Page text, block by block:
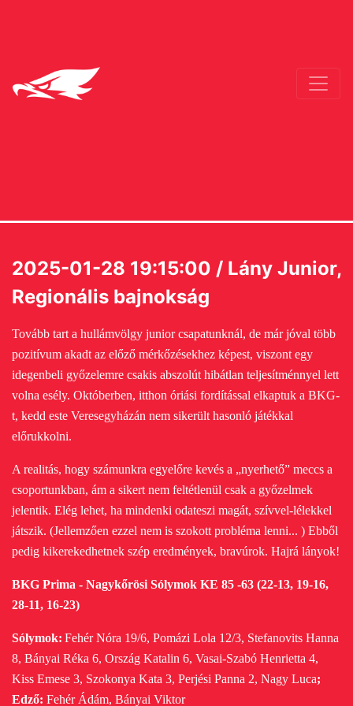
2025-01-28 19:15:00 / Lány Junior,
Regionális bajnokság
Tovább tart a hullámvölgy junior csapatunknál, de már jóval több
pozitívum akadt az előző mérkőzésekhez képest, viszont egy
idegenbeli győzelemre csakis abszolút hibátlan teljesítménnyel lett
volna esély. Októberben, itthon óriási fordítással elkaptuk a BKG-
t, kedd este Veresegyházán nem sikerült hasonló játékkal
előrukkolni.
A realitás, hogy számunkra egyelőre kevés a „nyerhető” meccs a
csoportunkban, ám a sikert nem feltétlenül csak a győzelmek
jelentik. Elég lehet, ha mindenki odateszi magát, szívvel-lélekkel
játszik. (Jellemzően ezzel nem is szokott probléma lenni... ) Ebből
pedig kikerekedhetnek szép eredmények, bravúrok. Hajrá lányok!
BKG Prima - Nagykőrösi Sólymok KE 85 -63 (22-13, 19-16,
28-11, 16-23)
Sólymok: Fehér Nóra 19/6, Pomázi Lola 12/3, Stefanovits Hanna
8, Bányai Réka 6, Ország Katalin 6, Vasai-Szabó Henrietta 4,
Kiss Emese 3, Szokonya Kata 3, Perjési Panna 2, Nagy Luca;
Edző: Fehér Ádám, Bányai Viktor